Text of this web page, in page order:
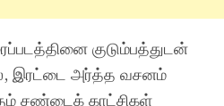
குடும்பத்துடன்
இரட்டை அர்த்த வசனம்